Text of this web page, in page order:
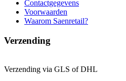
Contactgegevens
Voorwaarden
Waarom Saenretail?
Verzending
Verzending via GLS of DHL